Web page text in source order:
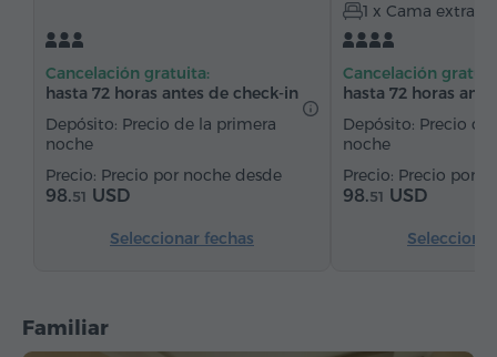
Escritorio
Silla
Servicio despertador Canales de satélite
Alfombrado Refriderador Agua embotellada
Té/Café
Cancelación gratuita:
hasta 72 horas antes de check-in
Depósito: Precio de la primera
noche
Precio por noche desde
98.51 USD
Seleccionar fechas
1 x Cama extra
Cancelación
hasta 72 horas
Depósito: Precio
noche
Precio por
98.51 USD
Familiar